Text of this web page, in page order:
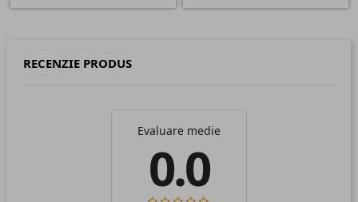
RECENZIE PRODUS
Evaluare medie
0.0